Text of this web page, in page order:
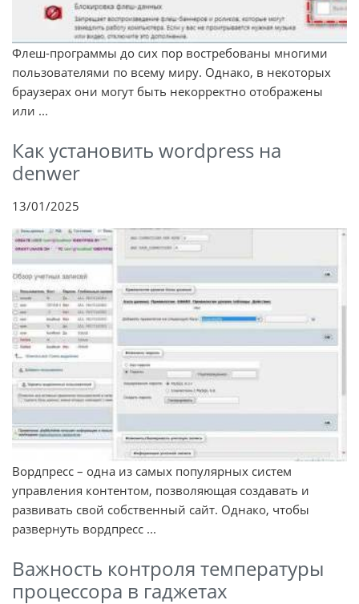
Флеш-программы до сих пор востребованы многими
пользователями по всему миру. Однако, в некоторых
браузерах они могут быть некорректно отображены
или ...
Как установить wordpress на
denwer
13/01/2025
Вордпресс – одна из самых популярных систем
управления контентом, позволяющая создавать и
развивать свой собственный сайт. Однако, чтобы
развернуть вордпресс ...
Важность контроля температуры
процессора в гаджетах